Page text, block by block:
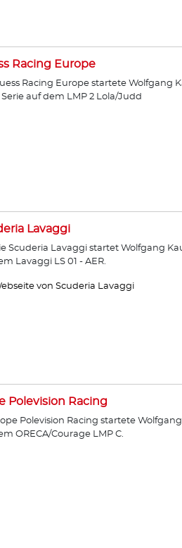
Racing Europe
Racing Europe startete Wolfgang
Serie auf dem LMP 2 Lola/Judd
Lavaggi
Scuderia Lavaggi startet Wolfgang
Lavaggi LS 01 - AER.
von Scuderia Lavaggi
Polevision Racing
Polevision Racing startete
ORECA/Courage LMP C.